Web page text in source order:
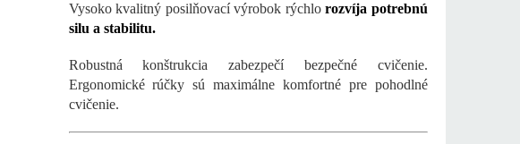
Vysoko kvalitný posilňovací výrobok rýchlorozvíja potrebnú
silu a stabilitu.
Robustná konštrukcia zabezpečí bezpečné cvičenie.
Ergonomické rúčky sú maximálne komfortné pre pohodlné
cvičenie.